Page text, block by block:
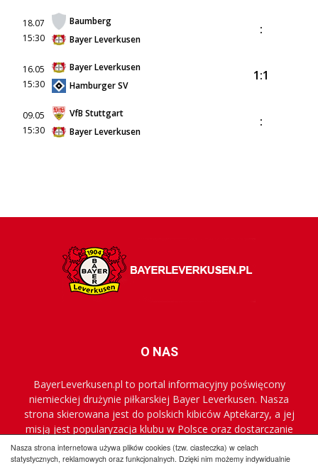
Nasza strona internetowa używa plików cookies (tzw. ciasteczka) w celach
statystycznych, reklamowych oraz funkcjonalnych. Dzięki nim możemy indywidualnie
18.07
15:30
Baumberg
Bayer Leverkusen
:
16.05
15:30
Bayer Leverkusen
Hamburger SV
1:1
09.05
15:30
VfB Stuttgart
Bayer Leverkusen
:
O NAS
BayerLeverkusen.pl to portal informacyjny poświęcony
niemieckiej drużynie piłkarskiej Bayer Leverkusen. Nasza
strona skierowana jest do polskich kibiców Aptekarzy, a jej
misją jest popularyzacja klubu w Polsce oraz dostarczanie
najnowszych informacji.